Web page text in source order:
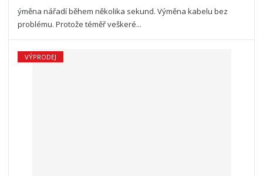
ýměna nářadí během několika sekund. Výměna kabelu bez
problému. Protože téměř veškeré...
VÝPRODEJ